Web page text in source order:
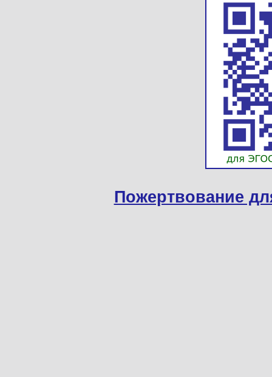
Пожертвование